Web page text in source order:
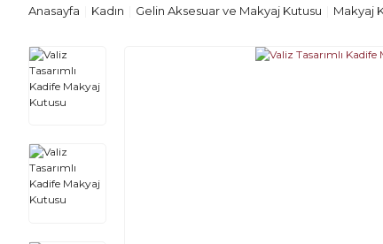
Anasayfa Kadın Gelin Aksesuar ve Makyaj Kutusu Makyaj